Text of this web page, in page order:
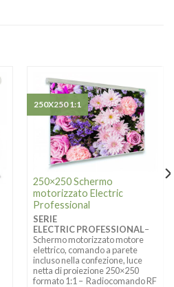
250×250 Schermo
motorizzato Electric
Professional
SERIE
ELECTRIC PROFESSIONAL–
Schermo motorizzato motore
elettrico, comando a parete
incluso nella confezione, luce
netta di proiezione 250×250
formato 1:1 – Radiocomando RF
250X250 1:1